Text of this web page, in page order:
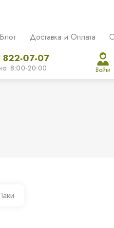
Блог Доставка и Оплата
822-07-07
8:00-20:00 Войти